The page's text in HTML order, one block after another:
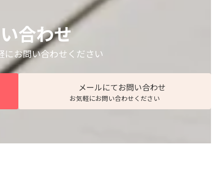
合わせ
にお問い合わせください
メールにてお問い合わせ
お気軽にお問い合わせください